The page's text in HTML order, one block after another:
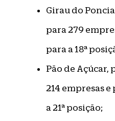
Girau do
para 279
para a 18ª
Pão de Açúcar,
214 empresas
a 21ª posição;